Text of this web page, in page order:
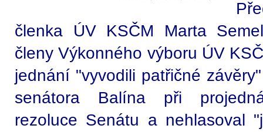
členka ÚV KSČM Marta
členy Výkonného výboru ÚV
jednání "vyvodili patřičné
senátora Balína při
rezoluce Senátu a nehlasoval